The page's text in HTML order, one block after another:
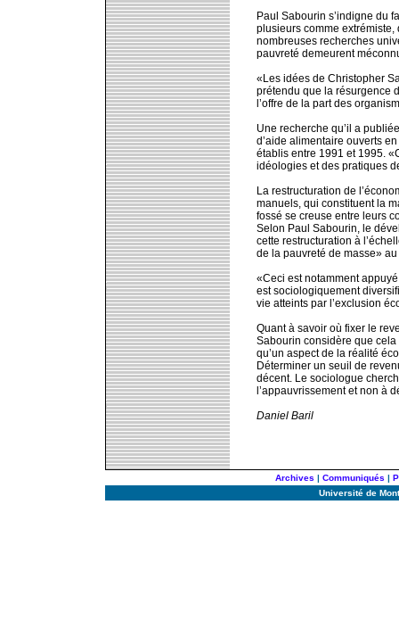
Paul Sabourin s’indigne du
plusieurs comme
nombreuses recherches
pauvreté demeurent
«Les idées de Christopher
prétendu que la résurgence
l’offre de la part des
Une recherche qu’il a
d’aide alimentaire ouverts
établis entre 1991 et 1995.
idéologies et des pratiques
La restructuration de
manuels, qui constituent la
fossé se creuse entre leurs
Selon Paul Sabourin, le
cette restructuration à
de la pauvreté de masse»
«Ceci est notamment
est sociologiquement
vie atteints par l’exclusion
Quant à savoir où fixer le
Sabourin considère que
qu’un aspect de la réalité
Déterminer un seuil de
décent. Le sociologue
l’appauvrissement et non à
Daniel Baril
Archives | Communiqués |
Université de